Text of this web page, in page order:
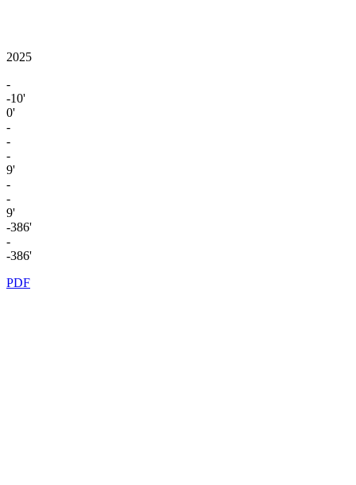
2025
-
-10'
0'
-
-
-
9'
-
-
9'
-386'
-
-386'
PDF